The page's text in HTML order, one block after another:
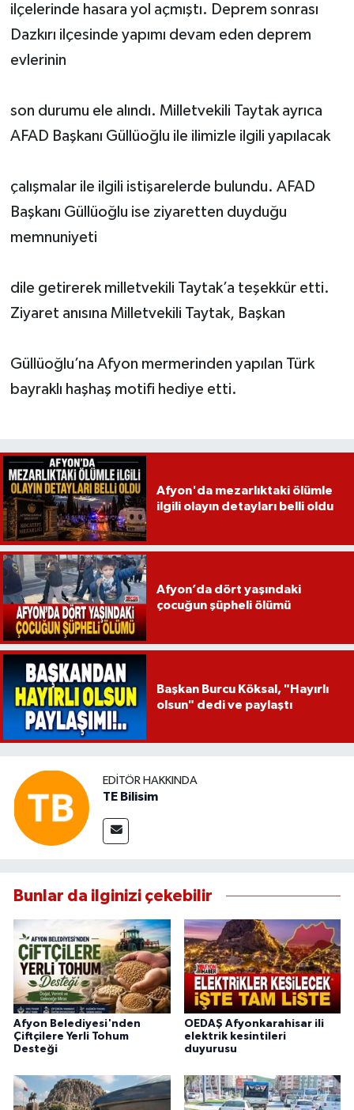
ilçelerinde hasara yol açmıştı. Deprem sonrası
Dazkırı ilçesinde yapımı devam eden deprem
evlerinin
son durumu ele alındı. Milletvekili Taytak ayrıca
AFAD Başkanı Güllüoğlu ile ilimizle ilgili yapılacak
çalışmalar ile ilgili istişarelerde bulundu. AFAD
Başkanı Güllüoğlu ise ziyaretten duyduğu
memnuniyeti
dile getirerek milletvekili Taytak’a teşekkür etti.
Ziyaret anısına Milletvekili Taytak, Başkan
Güllüoğlu’na Afyon mermerinden yapılan Türk
bayraklı haşhaş motifi hediye etti.
Afyon'da mezarlıktaki ölümle
ilgili olayın detayları belli oldu
Afyon’da dört yaşındaki
çocuğun şüpheli ölümü
Başkan Burcu Köksal, "Hayırlı
olsun" dedi ve paylaştı
EDITÖR HAKKINDA
TE Bilisim
Bunlar da ilginizi çekebilir
Afyon Belediyesi'nden
Çiftçilere Yerli Tohum
Desteği
OEDAŞ Afyonkarahisar ili
elektrik kesintileri
duyurusu